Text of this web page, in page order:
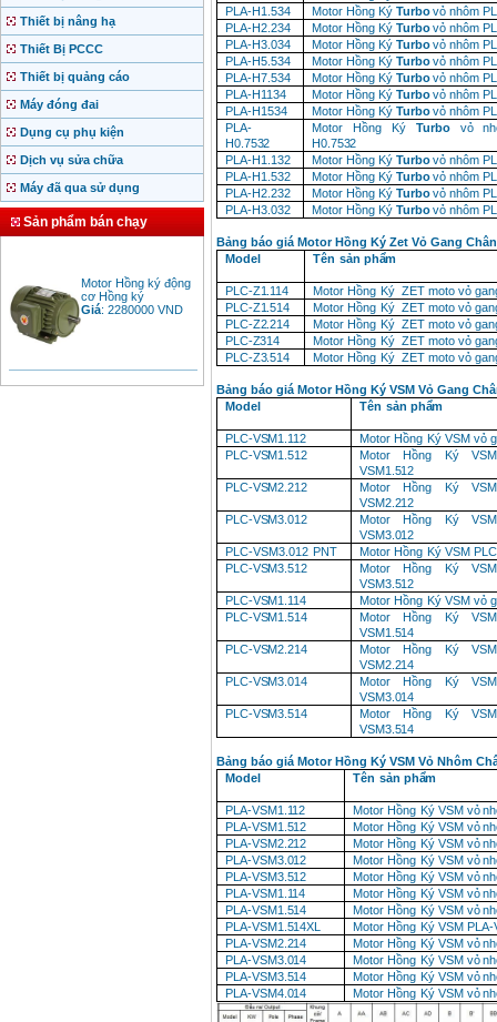
Thiết bị nâng hạ
Thiết Bị PCCC
Thiết bị quảng cáo
Máy đóng đai
Dụng cụ phụ kiện
Dịch vụ sửa chữa
Máy đã qua sử dụng
Sản phẩm bán chạy
cơ Hồng ký
Giá:2280000
Bảng giá động cơ
diesel đầu nổ diesel
PLA-H1.534 Motor Hồng Ký Turbo vỏ nhôm
PLA-H2.234 Motor Hồng Ký Turbo vỏ nhôm
PLA-H3.034 Motor Hồng Ký Turbo vỏ nhôm
PLA-H5.534 Motor Hồng Ký Turbo vỏ nhôm
PLA-H7.534 Motor Hồng Ký Turbo vỏ nhôm
PLA-H1134 Motor Hồng Ký Turbo vỏ nhôm
PLA-H1534 Motor Hồng Ký Turbo vỏ nhôm
PLA-
H0.7532
Motor Hồng Ký Turbo vỏ
H0.7532
PLA-H1.132 Motor Hồng Ký Turbo vỏ nhôm
PLA-H1.532 Motor Hồng Ký Turbo vỏ nhôm
PLA-H2.232 Motor Hồng Ký Turbo vỏ nhôm
PLA-H3.032 Motor Hồng Ký Turbo vỏ nhôm
Bảng báo giá Motor Hồng Ký Zet Vỏ Gang
Model
Tên sản phẩm
PLC-Z1.114 Motor Hồng Ký ZET moto vỏ
PLC-Z1.514
Motor Hồng Ký ZET moto vỏ
PLC-Z2.214
Motor Hồng Ký ZET moto vỏ
PLC-Z314 Motor Hồng Ký ZET moto vỏ
PLC-Z3.514
Motor Hồng Ký ZET moto vỏ
Bảng báo giá Motor Hồng Ký VSM Vỏ Gang
Model
Tên sản phẩm
PLC-VSM1.112 Motor Hồng Ký VSM vỏ
PLC-VSM1.512
Motor Hồng
Ký VSM
VSM1.512
PLC-VSM2.212
Motor Hồng
Ký VSM
VSM2.212
PLC-VSM3.012
Motor Hồng
Ký VSM
VSM3.012
PLC-VSM3.012 PNT Motor Hồng Ký VSM
PLC-VSM3.512
Motor Hồng
Ký VSM
VSM3.512
PLC-VSM1.114
Motor Hồng Ký VSM vỏ
PLC-VSM1.514
Motor Hồng
Ký VSM
VSM1.514
PLC-VSM2.214
Motor Hồng
Ký VSM
VSM2.214
PLC-VSM3.014
Motor Hồng
Ký VSM
VSM3.014
PLC-VSM3.514
Motor Hồng
Ký VSM
VSM3.514
Bảng báo giá Motor Hồng Ký VSM Vỏ Nhôm
Model
Tên sản phẩm
PLA-VSM1.112 Motor Hồng Ký VSM vỏ
PLA-VSM1.512 Motor Hồng Ký VSM vỏ
PLA-VSM2.212 Motor Hồng Ký VSM vỏ
PLA-VSM3.012 Motor Hồng Ký VSM vỏ
PLA-VSM3.512 Motor Hồng Ký VSM vỏ
PLA-VSM1.114 Motor Hồng Ký VSM vỏ
PLA-VSM1.514 Motor Hồng Ký VSM vỏ
PLA-VSM1.514XL Motor Hồng Ký VSM PLA-
PLA-VSM2.214 Motor Hồng Ký VSM vỏ
PLA-VSM3.014 Motor Hồng Ký VSM vỏ
PLA-VSM3.514 Motor Hồng Ký VSM vỏ
PLA-VSM4.014 Motor Hồng Ký VSM vỏ